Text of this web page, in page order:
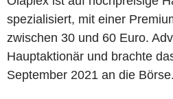
spezialisiert, mit einer
zwischen 30 und 60 Euro.
Hauptaktionär und brachte
September 2021 an die Börse.